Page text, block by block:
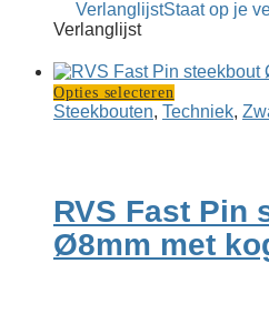
tot
VerlanglijstStaat op je
Verlanglijst
Opties selecteren
product
optie
kan
gekozen
Steekbouten, Techniek,
RVS Fast Pin
Ø8mm met